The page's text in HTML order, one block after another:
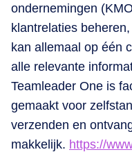
ondernemingen
klantrelaties
kan allemaal op één
alle relevante
Teamleader One is
gemaakt voor
verzenden en
makkelijk. https://